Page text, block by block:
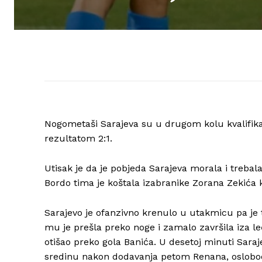
Nogometaši Sarajeva su u drugom kolu
rezultatom 2:1.
Utisak je da je pobjeda Sarajeva morala i
Bordo tima je koštala izabranike Zorana
Sarajevo je ofanzivno krenulo u utakmicu pa
mu je prešla preko noge i zamalo završila iza
otišao preko gola Banića. U desetoj minuti
sredinu nakon dodavanja petom Renana,